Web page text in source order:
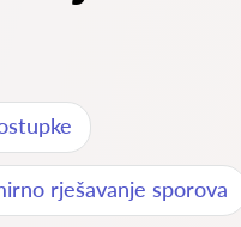
rješavanje sporova